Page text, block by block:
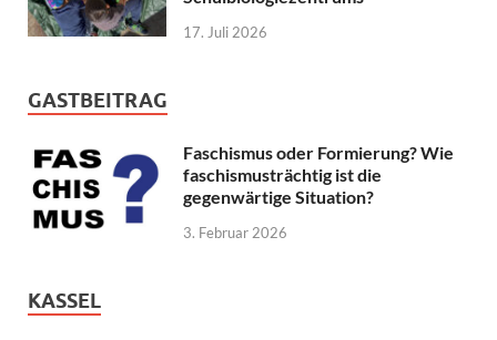
17. Juli 2026
GASTBEITRAG
Faschismus oder Formierung? Wie
faschismusträchtig ist die
gegenwärtige Situation?
3. Februar 2026
KASSEL